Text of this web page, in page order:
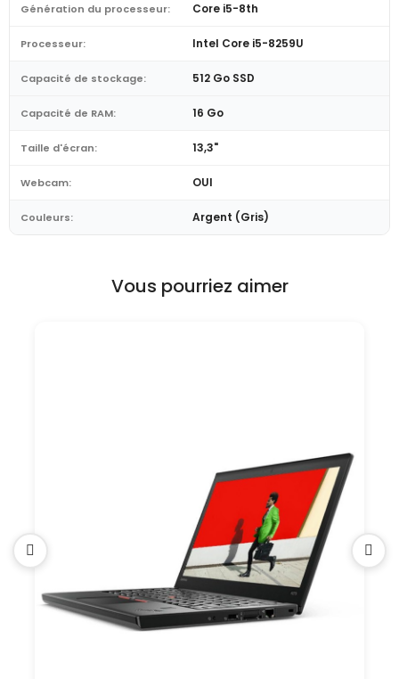
Génération du processeur: Core i5-8th
Processeur: Intel Core i5-8259U
Capacité de stockage: 512 Go SSD
Capacité de RAM: 16 Go
Taille d'écran: 13,3"
Webcam: OUI
Couleurs: Argent (Gris)
Vous pourriez aimer